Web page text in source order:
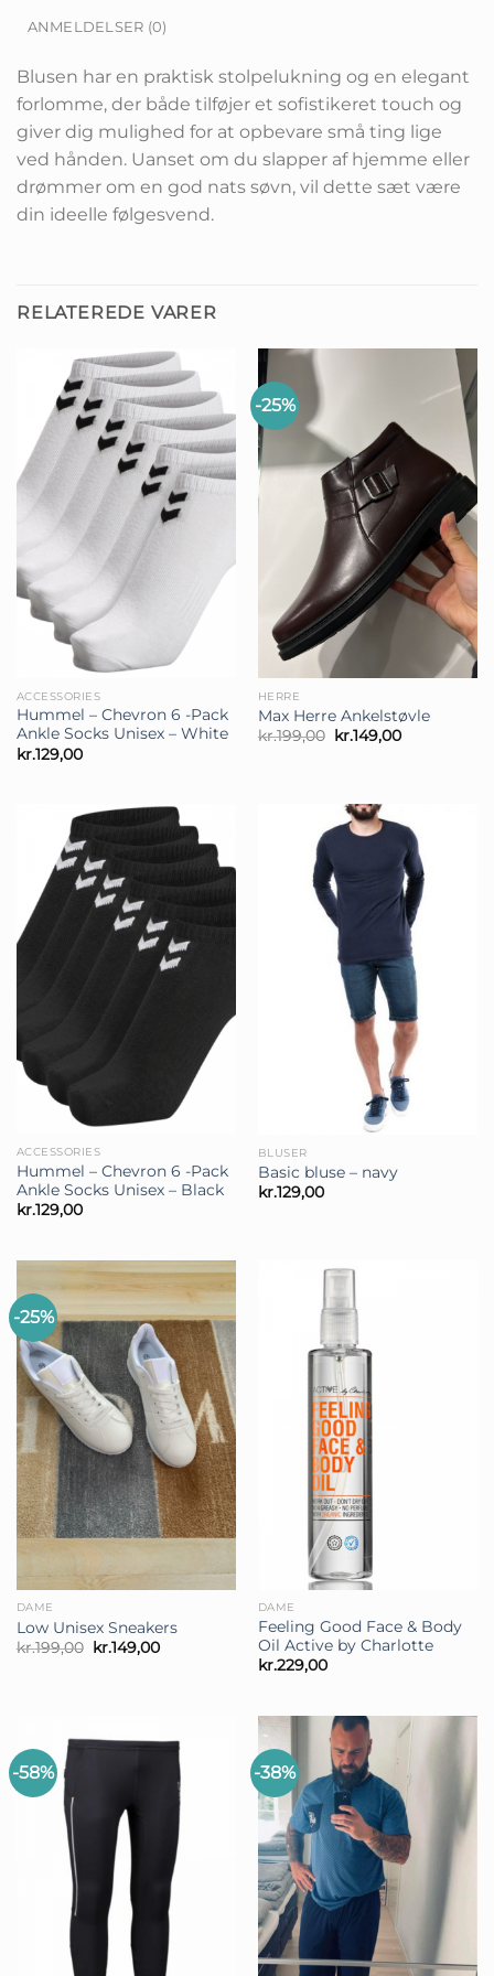
ANMELDELSER (0)
Blusen har en praktisk stolpelukning og en elegant
forlomme, der både tilføjer et sofistikeret touch og
giver dig mulighed for at opbevare små ting lige
ved hånden. Uanset om du slapper af hjemme eller
drømmer om en god nats søvn, vil dette sæt være
din ideelle følgesvend.
RELATEREDE VARER
ACCESSORIES
Hummel – Chevron 6 -Pack
Ankle Socks Unisex – White
kr.129,00
-25%
HERRE
Max Herre Ankelstøvle
kr.199,00 Den
oprindelige
kr.149,00Den
ACCESSORIES
Hummel – Chevron 6 -Pack
Ankle Socks Unisex – Black
kr.129,00
BLUSER
Basic bluse – navy
kr.129,00
-25%
DAME
Low Unisex Sneakers
kr.199,00 Den
oprindelige
kr.149,00Den
DAME
Feeling Good Face & Body
Oil Active by Charlotte
kr.229,00
-58% -38%